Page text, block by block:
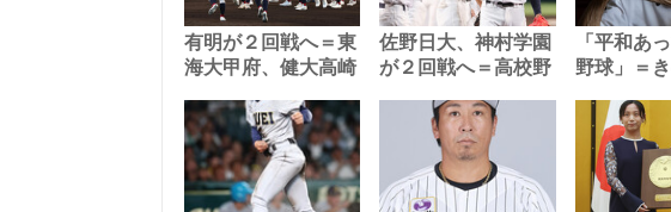
有明が２回戦へ＝東
海大甲府、健大高崎
佐野日大、神村学園
が２回戦へ＝高校野
「平和あ
野球」＝